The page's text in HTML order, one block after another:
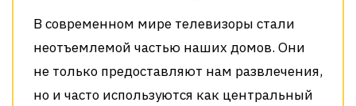
В современном мире телевизоры стали
неотъемлемой частью наших домов. Они
не только предоставляют нам развлечения,
но и часто используются как центральный